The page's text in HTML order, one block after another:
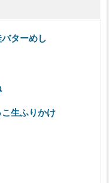
ターめし
生ふりかけ